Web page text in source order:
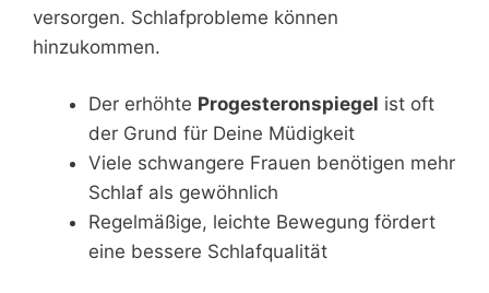
versorgen. Schlafprobleme können
hinzukommen.
Der erhöhte Progesteronspiegel ist oft
der Grund für Deine Müdigkeit
Viele schwangere Frauen benötigen mehr
Schlaf als gewöhnlich
Regelmäßige, leichte Bewegung fördert
eine bessere Schlafqualität